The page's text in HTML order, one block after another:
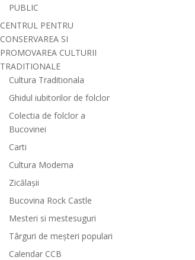
PUBLIC
CENTRUL PENTRU
CONSERVAREA SI
PROMOVAREA CULTURII
TRADITIONALE
Cultura Traditionala
Ghidul iubitorilor de folclor
Colectia de folclor a
Bucovinei
Carti
Cultura Moderna
Zicălașii
Bucovina Rock Castle
Mesteri si mestesuguri
Târguri de meșteri populari
Calendar CCB